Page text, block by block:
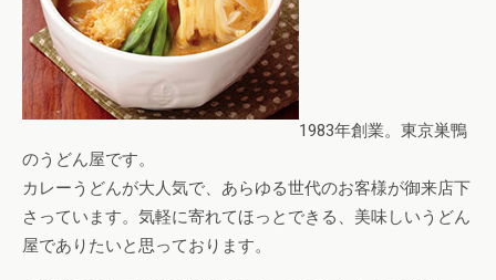
1983年創業。東京巣鴨
のうどん屋です。
カレーうどんが大人気で、あらゆる世代のお客様が御来店下
さっています。気軽に寄れてほっとできる、美味しいうどん
屋でありたいと思っております。